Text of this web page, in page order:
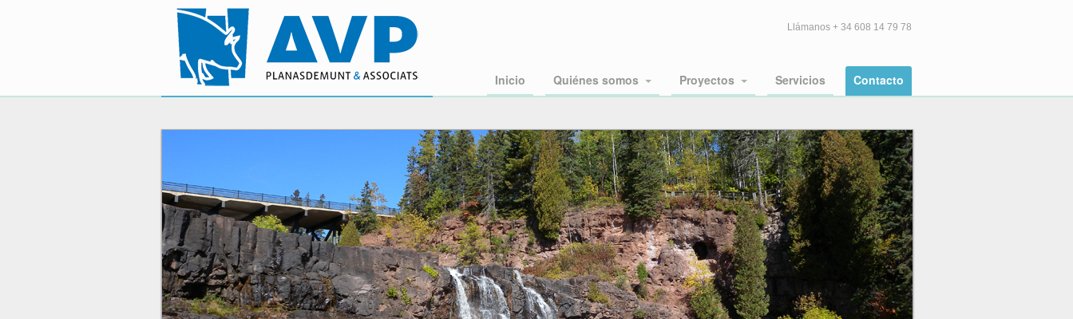
Llámanos + 34 608 14 79 78
Inicio Quiénes somos Proyectos Servicios Contacto